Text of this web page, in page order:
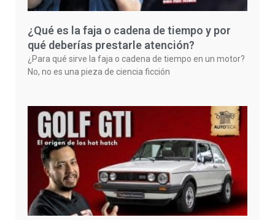
¿Qué es la faja o cadena de tiempo y por
qué deberías prestarle atención?
¿Para qué sirve la faja o cadena de tiempo en un motor?
No, no es una pieza de ciencia ficción